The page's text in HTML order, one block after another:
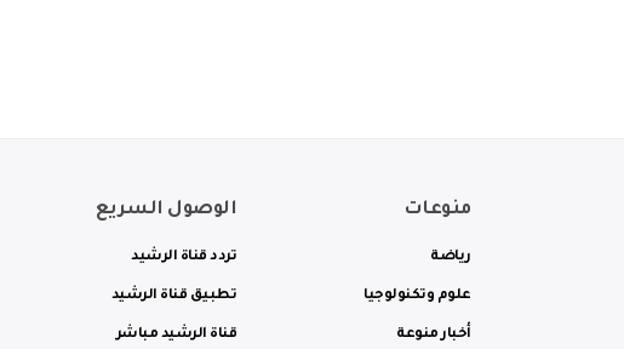
منوعات
رياضة
علوم وتكنولوجيا
أخبار منوعة
الوصول السريع
تردد قناة الرشيد
تطبيق قناة الرشيد
قناة الرشيد مباشر